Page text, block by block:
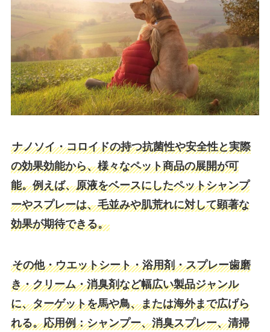
ナノソイ・コロイドの持つ抗菌性や安全性と実際
の効果効能から、様々なペット商品の展開が可
能。例えば、原液をベースにしたペットシャンプ
ーやスプレーは、毛並みや肌荒れに対して顕著な
効果が期待できる。
その他・ウエットシート・浴用剤・スプレー歯磨
き・クリーム・消臭剤など幅広い製品ジャンル
に、ターゲットを馬や鳥、または海外まで広げら
れる。応用例：シャンプー、消臭スプレー、清掃